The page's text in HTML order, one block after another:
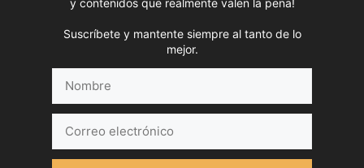
Suscríbete y mantente siempre al tanto de lo
mejor.
electrónico